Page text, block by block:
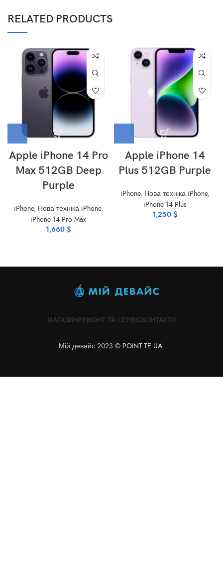
RELATED PRODUCTS
Apple iPhone 14 Pro
Max 512GB Deep
Purple
iPhone, Нова техніка iPhone,
iPhone 14 Pro Max
1,660 $
Apple iPhone 14
Plus 512GB Purple
iPhone, Нова техніка iPhone,
iPhone 14 Plus
1,250 $
МАГАЗИНРЕМОНТ ТА СЕРВІСКОНТАКТИ
Мій девайс 2023 © POINT.TE.UA